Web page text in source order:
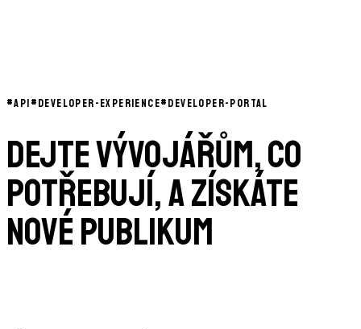
#API#DEVELOPER-EXPERIENCE#DEVELOPER-PORTAL
Dejte vývojářům, co
potřebují, a získáte
nové publikum